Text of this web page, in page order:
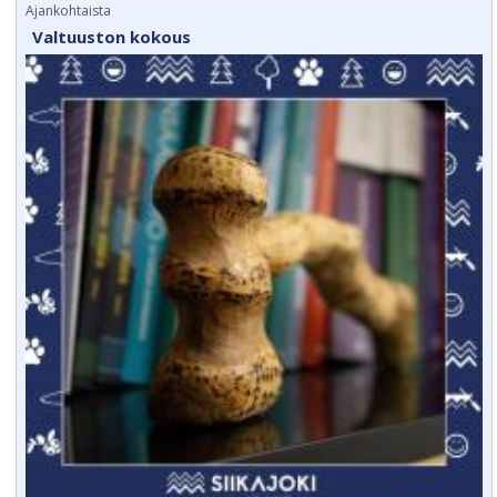
Ajankohtaista
Valtuuston kokous